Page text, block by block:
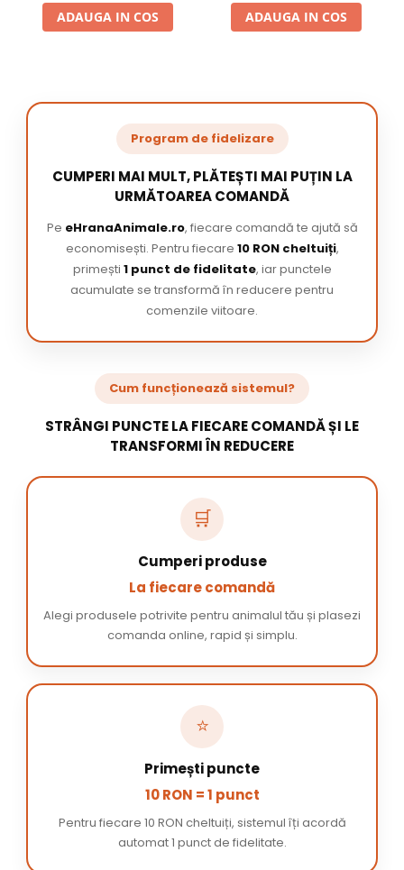
ADAUGA IN COS ADAUGA IN COS
Program de fidelizare
CUMPERI MAI MULT, PLĂTEȘTI MAI PUȚIN LA
URMĂTOAREA COMANDĂ
Pe eHranaAnimale.ro, fiecare comandă te ajută să
economisești. Pentru fiecare 10 RON cheltuiți,
primești 1 punct de fidelitate, iar punctele
acumulate se transformă în reducere pentru
comenzile viitoare.
Cum funcționează sistemul?
STRÂNGI PUNCTE LA FIECARE COMANDĂ ȘI LE
TRANSFORMI ÎN REDUCERE
🛒
Cumperi produse
La fiecare comandă
Alegi produsele potrivite pentru animalul tău și plasezi
comanda online, rapid și simplu.
⭐
Primești puncte
10 RON = 1 punct
Pentru fiecare 10 RON cheltuiți, sistemul îți acordă
automat 1 punct de fidelitate.